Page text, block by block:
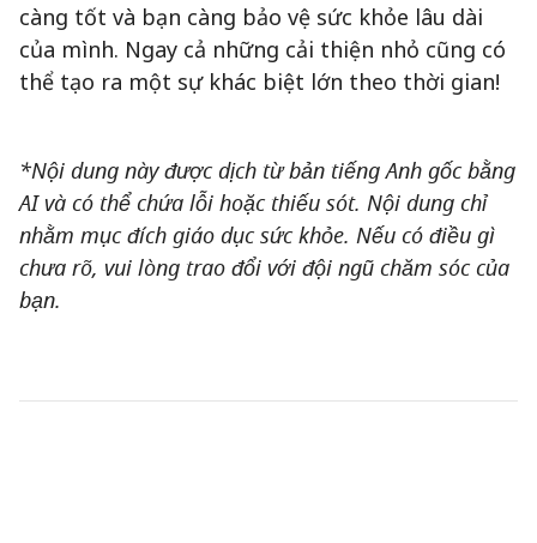
càng tốt và bạn càng bảo vệ sức khỏe lâu dài
của mình. Ngay cả những cải thiện nhỏ cũng có
thể tạo ra một sự khác biệt lớn theo thời gian!
*Nội dung này được dịch từ bản tiếng Anh gốc bằng
AI và có thể chứa lỗi hoặc thiếu sót. Nội dung chỉ
nhằm mục đích giáo dục sức khỏe. Nếu có điều gì
chưa rõ, vui lòng trao đổi với đội ngũ chăm sóc của
bạn.